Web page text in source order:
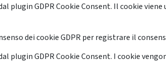
plugin GDPR Cookie Consent. Il cookie
dei cookie GDPR per registrare il
plugin GDPR Cookie Consent. I cookie